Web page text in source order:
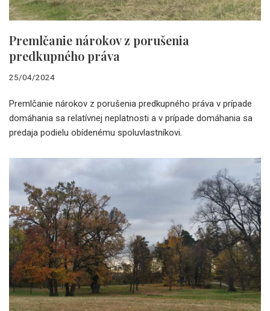
Premlčanie nárokov z porušenia
predkupného práva
25/04/2024
Premlčanie nárokov z porušenia predkupného práva v prípade
domáhania sa relatívnej neplatnosti a v prípade domáhania sa
predaja podielu obídenému spoluvlastníkovi.